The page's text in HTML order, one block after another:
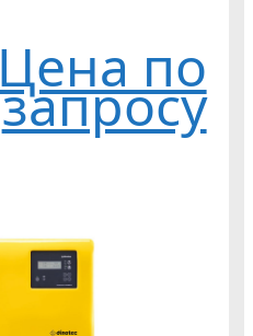
Цена по
запросу